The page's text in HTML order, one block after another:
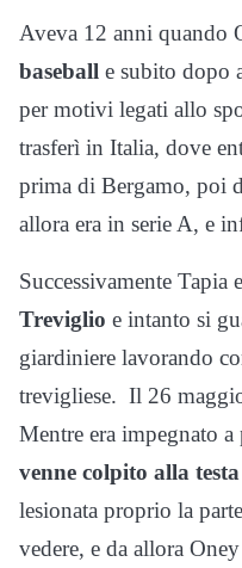
Aveva 12 anni quando
baseball e subito dopo
per motivi legati allo
trasferì in Italia, dove
prima di Bergamo, poi
allora era in serie A, e
Successivamente Tapia
Treviglio e intanto si
giardiniere lavorando
trevigliese. Il 26
Mentre era impegnato
venne colpito alla
lesionata proprio la
vedere, e da allora